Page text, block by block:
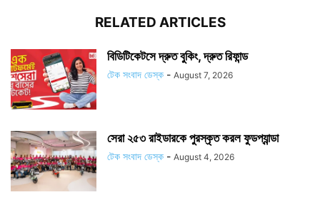
RELATED ARTICLES
বিডিটিকেটসে দ্রুত বুকিং, দ্রুত রিফান্ড
টেক সংবাদ ডেস্ক - August 7, 2026
সেরা ২৫৩ রাইডারকে পুরস্কৃত করল ফুডপ্যান্ডা
টেক সংবাদ ডেস্ক - August 4, 2026